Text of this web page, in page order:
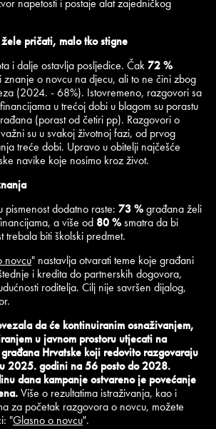
napetosti i postaje alat zajedničkog
pričati, malo tko stigne
i dalje ostavlja posljedice. Čak72 %
znanje o novcu na djecu, ali to ne čini zbog
(2024. - 68%). Istovremeno, razgovori sa
u trećoj dobi u blagom su porastu
(porast od četiri pp). Razgovori o
su u svakoj životnoj fazi, od prvog
treće dobi. Upravo u obitelji najčešće
navike koje nosimo kroz život.
pismenost dodatno raste: 73 %građana želi
a više od 80 %smatra da bi
trebala biti školski predmet.
novcu" nastavlja otvarati teme koje građani
i kredita do partnerskih dogovora,
roditelja. Cilj nije savršen dijalog,
da će kontinuiranim osnaživanjem,
u javnom prostoru utjecati na
Hrvatske koji redovito razgovaraju
2025. godini na 56 posto do 2028.
dana kampanje ostvareno je povećanje
Više o rezultatima istraživanja, kao i
za početak razgovora o novcu, možete
"Glasno o novcu".